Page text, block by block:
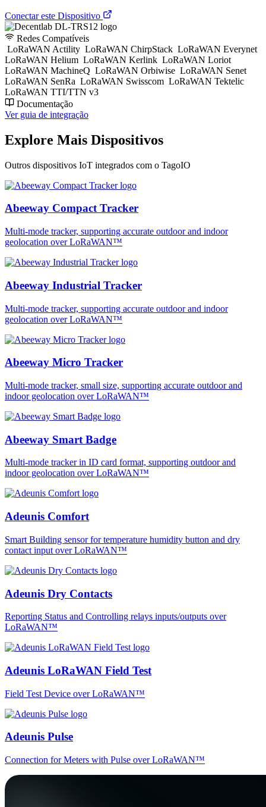
Conectar este Dispositivo
Redes Compatíveis
LoRaWAN Actility LoRaWAN ChirpStack LoRaWAN Everynet
LoRaWAN Helium LoRaWAN Kerlink LoRaWAN Loriot
LoRaWAN MachineQ LoRaWAN Orbiwise LoRaWAN Senet
LoRaWAN SenRa LoRaWAN Swisscom LoRaWAN Tektelic
LoRaWAN TTI/TTN v3
Documentação
Ver guia de integração
Explore Mais Dispositivos
Outros dispositivos IoT integrados com o TagoIO
Abeeway Compact Tracker
Multi-mode tracker, supporting accurate outdoor and indoor
geolocation over LoRaWAN™
Abeeway Industrial Tracker
Multi-mode tracker, supporting accurate outdoor and indoor
geolocation over LoRaWAN™
Abeeway Micro Tracker
Multi-mode tracker, small size, supporting accurate outdoor and
indoor geolocation over LoRaWAN™
Abeeway Smart Badge
Multi-mode tracker in ID card format, supporting outdoor and
indoor geolocation over LoRaWAN™
Adeunis Comfort
Smart Building sensor for temperature humidity button and dry
contact input over LoRaWAN™
Adeunis Dry Contacts
Reporting Status and Controlling relays inputs/outputs over
LoRaWAN™
Adeunis LoRaWAN Field Test
Field Test Device over LoRaWAN™
Adeunis Pulse
Connection for Meters with Pulse over LoRaWAN™